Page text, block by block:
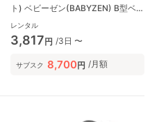
ト) ベビーゼン(BABYZEN) B型ベ
ビーカー
レンタル
3,817円 /3日 〜
サブスク 8,700円 /月額